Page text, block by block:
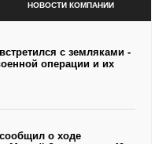
НОВОСТИ КОМПАНИИ
с земляками -
операции и их
о ходе